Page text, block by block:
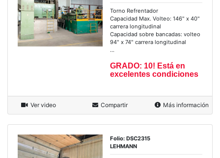
Torno Refrentador
Capacidad Max. Volteo: 146" x 40"
carrera longitudinal
Capacidad sobre bancadas: volteo
94" x 74" carrera longitudinal
...
GRADO: 10! Está en
excelentes condiciones
Ver video Compartir Más información
Folio: DSC2315
LEHMANN